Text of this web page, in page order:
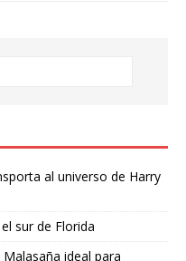
al universo de Harry
sur de Florida
ideal para